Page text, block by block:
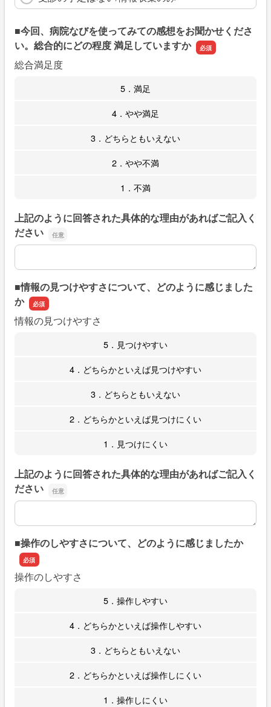
■今回、病院なびを使ってみての感想をお聞かせくださ
い。総合的にどの程度 満足していますか
総合満足度
5．満足
4．やや満足
3．どちらともいえない
2．やや不満
1．不満
上記のように回答された具体的な理由があればご記入く
ださい
上記のように回答された具体的な理由があればご記入くだ
■情報の見つけやすさについて、どのように感じました
か
情報の見つけやすさ
5．見つけやすい
4．どちらかといえば見つけやすい
3．どちらともいえない
2．どちらかといえば見つけにくい
1．見つけにくい
上記のように回答された具体的な理由があればご記入く
ださい
上記のように回答された具体的な理由があればご記入くだ
■操作のしやすさについて、どのように感じましたか
操作のしやすさ
5．操作しやすい
4．どちらかといえば操作しやすい
3．どちらともいえない
2．どちらかといえば操作しにくい
1．操作しにくい